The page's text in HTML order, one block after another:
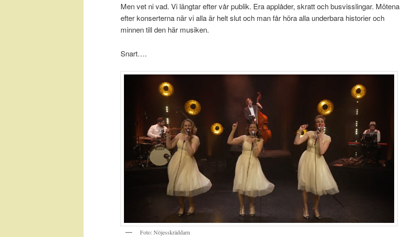
Men vet ni vad. Vi längtar efter vår publik. Era applåder, skratt och busvisslingar. Mötena
efter konserterna när vi alla är helt slut och man får höra alla underbara historier och
minnen till den här musiken.
Snart….
Foto: Nöjesskräddarn